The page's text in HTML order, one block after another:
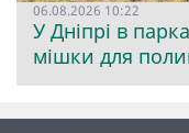
06.08.2026 10:22
У Дніпрі в
мішки для